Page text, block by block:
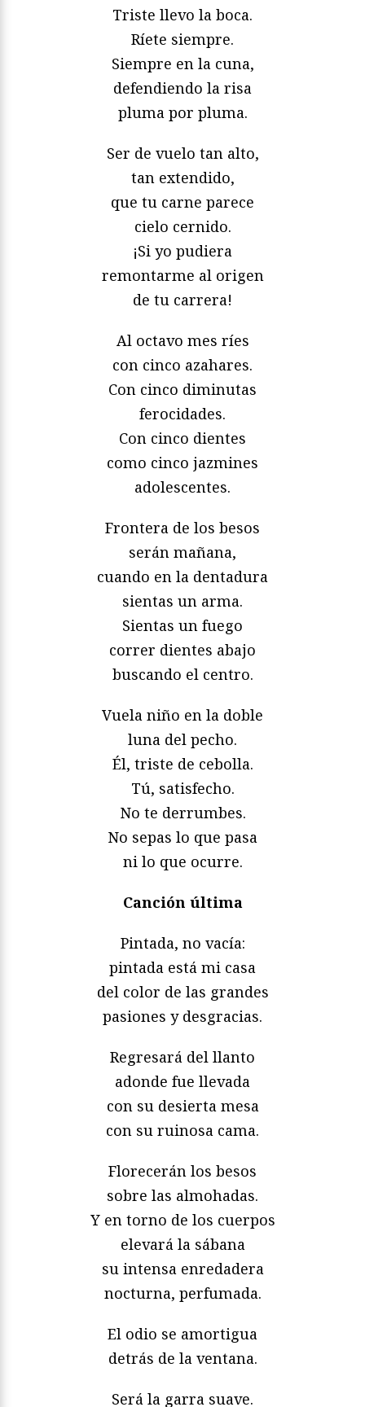
Triste llevo la boca.
Ríete siempre.
Siempre en la cuna,
defendiendo la risa
pluma por pluma.
Ser de vuelo tan alto,
tan extendido,
que tu carne parece
cielo cernido.
¡Si yo pudiera
remontarme al origen
de tu carrera!
Al octavo mes ríes
con cinco azahares.
Con cinco diminutas
ferocidades.
Con cinco dientes
como cinco jazmines
adolescentes.
Frontera de los besos
serán mañana,
cuando en la dentadura
sientas un arma.
Sientas un fuego
correr dientes abajo
buscando el centro.
Vuela niño en la doble
luna del pecho.
Él, triste de cebolla.
Tú, satisfecho.
No te derrumbes.
No sepas lo que pasa
ni lo que ocurre.
Canción última
Pintada, no vacía:
pintada está mi casa
del color de las grandes
pasiones y desgracias.
Regresará del llanto
adonde fue llevada
con su desierta mesa
con su ruinosa cama.
Florecerán los besos
sobre las almohadas.
Y en torno de los cuerpos
elevará la sábana
su intensa enredadera
nocturna, perfumada.
El odio se amortigua
detrás de la ventana.
Será la garra suave.